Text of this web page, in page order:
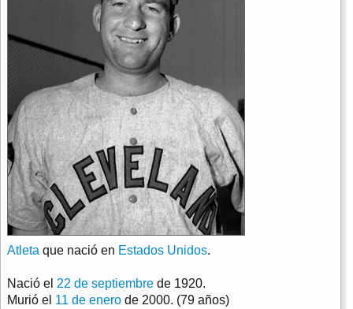
Atleta que nació en Estados Unidos.
Nació el 22 de septiembre de 1920.
Murió el 11 de enero de 2000. (79 años)